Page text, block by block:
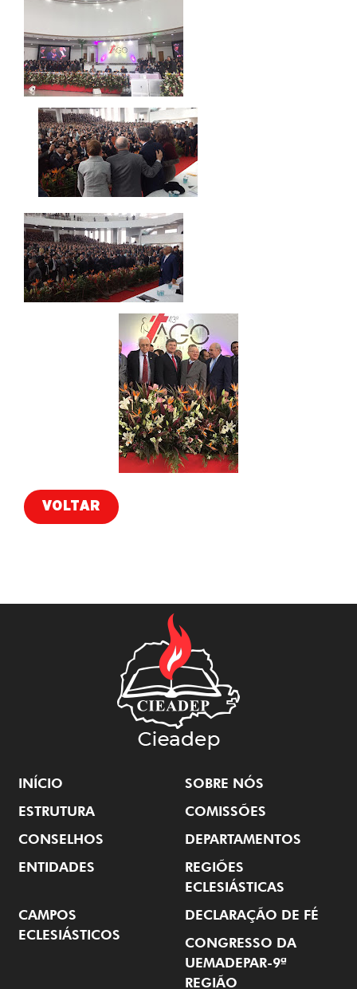
VOLTAR
INÍCIO
SOBRE NÓS
ESTRUTURA
COMISSÕES
CONSELHOS
DEPARTAMENTOS
ENTIDADES
REGIÕES
ECLESIÁSTICAS
CAMPOS
ECLESIÁSTICOS
DECLARAÇÃO DE FÉ
CONGRESSO DA
UEMADEPAR-9ª
REGIÃO